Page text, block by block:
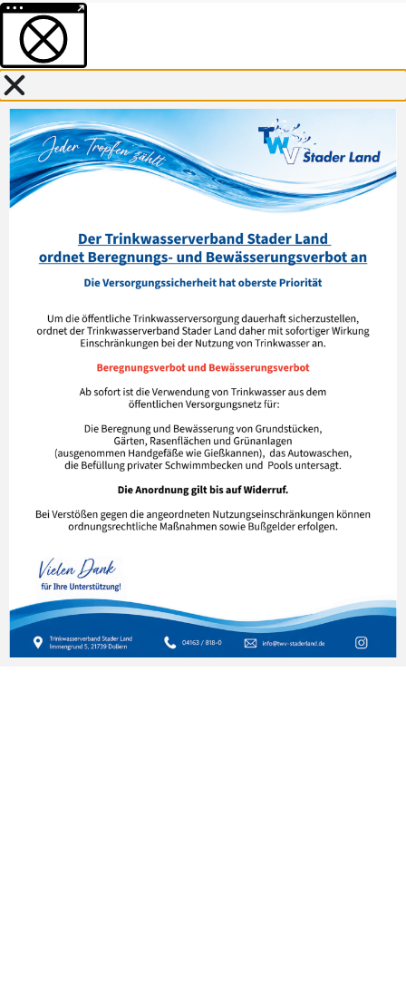
Weitere Informationen über den gesperrten Inhalt.